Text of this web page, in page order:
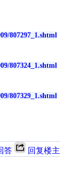
807297_1.shtml
807324_1.shtml
807329_1.shtml
答 回复楼主